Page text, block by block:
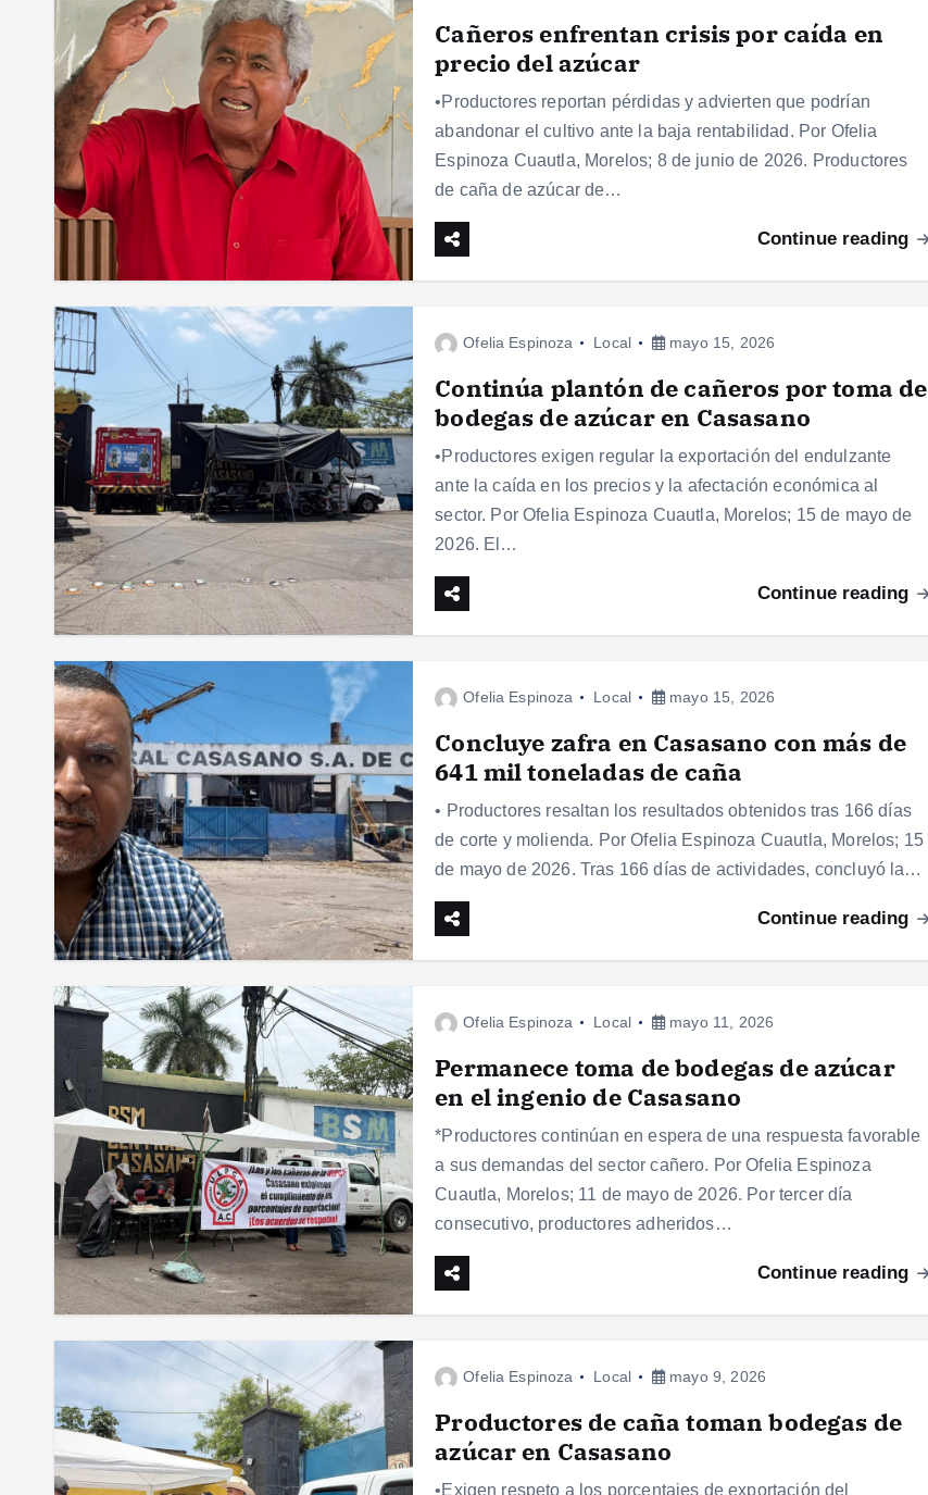
Cañeros enfrentan crisis por caída en
precio del azúcar
•Productores reportan pérdidas y advierten que podrían
abandonar el cultivo ante la baja rentabilidad. Por Ofelia
Espinoza Cuautla, Morelos; 8 de junio de 2026. Productores
de caña de azúcar de…
Continue reading
Ofelia Espinoza Local mayo 15, 2026
Continúa plantón de cañeros por toma de
bodegas de azúcar en Casasano
•Productores exigen regular la exportación del endulzante
ante la caída en los precios y la afectación económica al
sector. Por Ofelia Espinoza Cuautla, Morelos; 15 de mayo de
2026. El…
Continue reading
Ofelia Espinoza Local mayo 15, 2026
Concluye zafra en Casasano con más de
641 mil toneladas de caña
• Productores resaltan los resultados obtenidos tras 166 días
de corte y molienda. Por Ofelia Espinoza Cuautla, Morelos; 15
de mayo de 2026. Tras 166 días de actividades, concluyó la…
Continue reading
Ofelia Espinoza Local mayo 11, 2026
Permanece toma de bodegas de azúcar
en el ingenio de Casasano
*Productores continúan en espera de una respuesta favorable
a sus demandas del sector cañero. Por Ofelia Espinoza
Cuautla, Morelos; 11 de mayo de 2026. Por tercer día
consecutivo, productores adheridos…
Continue reading
Ofelia Espinoza Local mayo 9, 2026
Productores de caña toman bodegas de
azúcar en Casasano
•Exigen respeto a los porcentajes de exportación del